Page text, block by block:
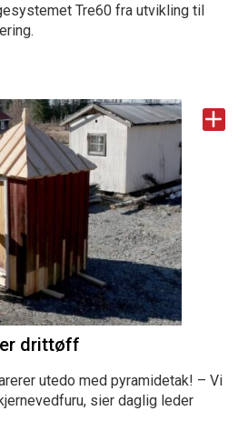
Tre60 fra utvikling til
drittøff
utedo med pyramidetak! – Vi
sier daglig leder